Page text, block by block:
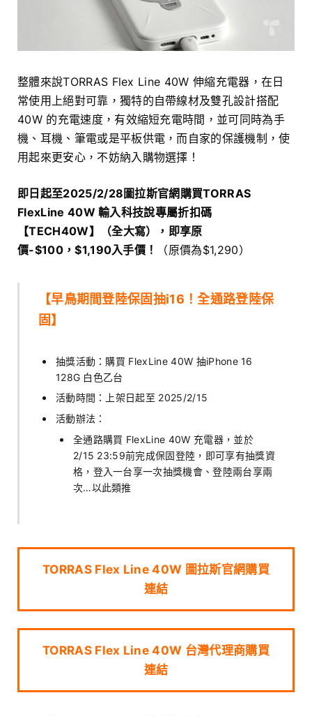
整體來說TORRAS Flex Line 40W 伸縮充電器，在日
常使用上絕對可靠，獨特的自帶線材及雙孔設計搭配
40W 的充電速度，有效縮短充電時間，並可同時為手
機、耳機、筆電或是平板供電，而自家的保護機制，使
用起來更安心，不妨納入購物選擇！
即日起至2025/2/28圖拉斯官網購買TORRAS
FlexLine 40W 輸入科技說專屬折扣碼
【TECH40W】（全大寫），即享原
價-$100，$1,190入手價！
（原價為$1,290）
【早鳥期間登陸保固抽i16！全通路登陸保
固】
抽獎活動：購買 FlexLine 40W 抽iPhone 16
128G 白色乙台
活動時間：上架日起至 2025/2/15
活動辦法：
全通路購買 FlexLine 40W 充電器，並於
2/15 23:59前完成保固登陸，即可享有抽獎資
格，登入一台享一次抽獎機會、登陸兩台享兩
次…以此類推
TORRAS Flex Line 40W 圖拉斯官網購買
連結
TORRAS Flex Line 40W 台灣代理商購買
連結